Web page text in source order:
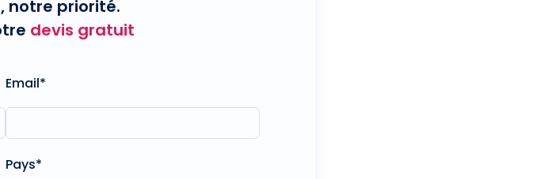
notre priorité.
devis gratuit
Email*
Pays*